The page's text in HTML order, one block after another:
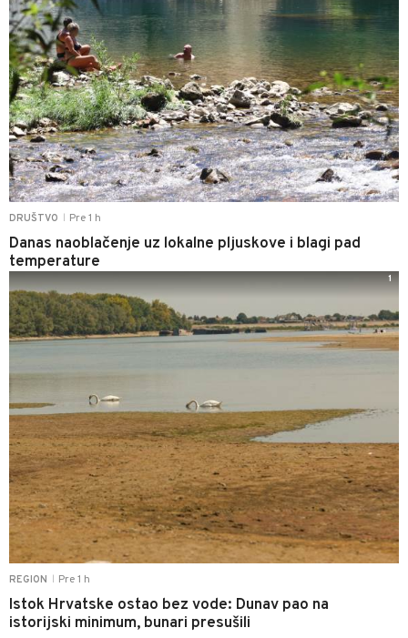
DRUŠTVO Pre 1 h
Danas naoblačenje uz lokalne pljuskove i blagi pad
temperature
REGION Pre 1 h
Istok Hrvatske ostao bez vode: Dunav pao na
istorijski minimum, bunari presušili
1